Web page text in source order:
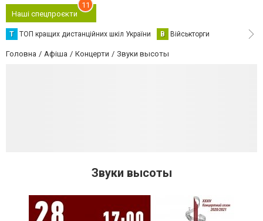
Наші спецпроєкти
11
Т ТОП кращих дистанційних шкіл України В Військторги
Головна Афіша Концерти Звуки высоты
Звуки высоты